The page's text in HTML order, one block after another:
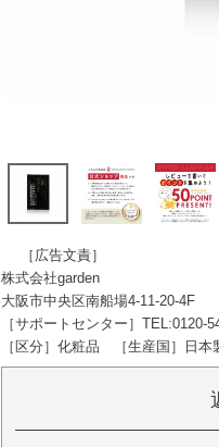
［広告文責］
株式会社garden
大阪市中央区南船場4-11-20-4F
［サポートセンター］TEL:0120-
［区分］化粧品 ［生産国］日本